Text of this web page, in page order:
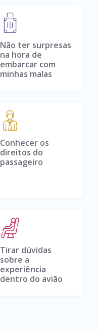
Não ter surpresas
na hora de
embarcar com
minhas malas
Conhecer os
direitos do
passageiro
Tirar dúvidas
sobre a
experiência
dentro do avião